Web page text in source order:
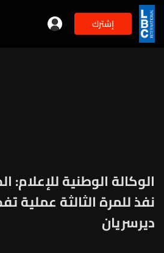
إشترك
الوكالة الوطنية للإعلام:
نفذ للمرة الثالثة عملية
ديرسريان